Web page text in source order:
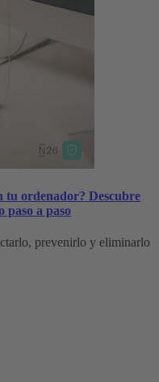
tu ordenador? Descubre
paso a paso
prevenirlo y eliminarlo